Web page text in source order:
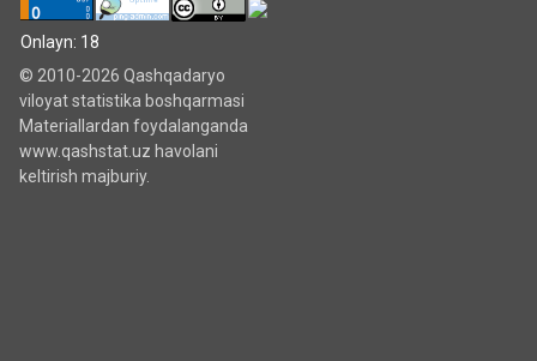
Onlayn: 18
© 2010-2026 Qashqadaryo
viloyat statistika boshqarmasi
Materiallardan foydalanganda
www.qashstat.uz havolani
keltirish majburiy.